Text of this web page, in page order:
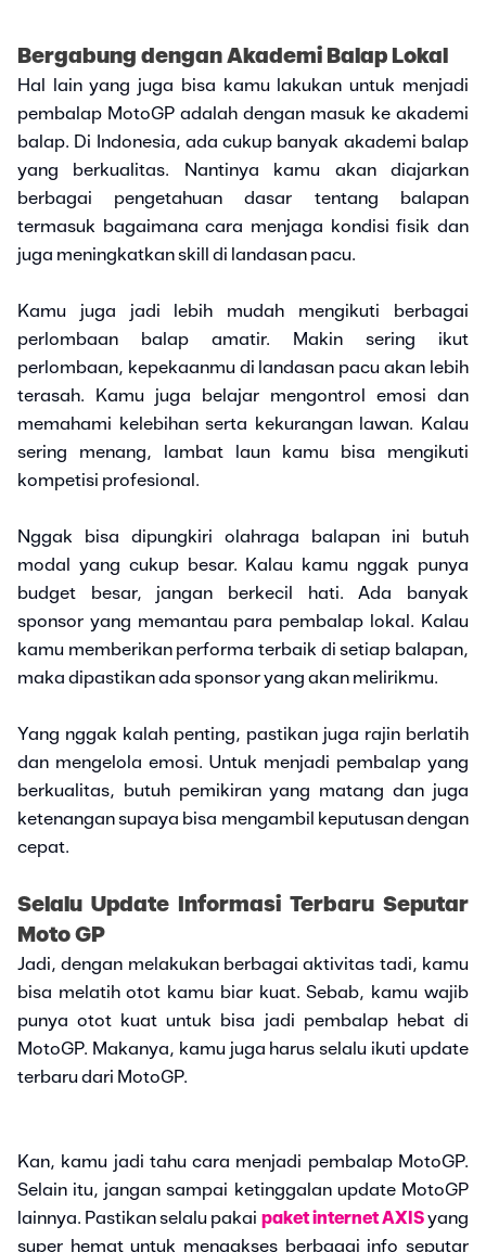
Bergabung dengan Akademi Balap Lokal
Hal lain yang juga bisa kamu lakukan untuk menjadi
pembalap MotoGP adalah dengan masuk ke akademi
balap. Di Indonesia, ada cukup banyak akademi balap
yang berkualitas. Nantinya kamu akan diajarkan
berbagai pengetahuan dasar tentang balapan
termasuk bagaimana cara menjaga kondisi fisik dan
juga meningkatkan skill di landasan pacu.
Kamu juga jadi lebih mudah mengikuti berbagai
perlombaan balap amatir. Makin sering ikut
perlombaan, kepekaanmu di landasan pacu akan lebih
terasah. Kamu juga belajar mengontrol emosi dan
memahami kelebihan serta kekurangan lawan. Kalau
sering menang, lambat laun kamu bisa mengikuti
kompetisi profesional.
Nggak bisa dipungkiri olahraga balapan ini butuh
modal yang cukup besar. Kalau kamu nggak punya
budget besar, jangan berkecil hati. Ada banyak
sponsor yang memantau para pembalap lokal. Kalau
kamu memberikan performa terbaik di setiap balapan,
maka dipastikan ada sponsor yang akan melirikmu.
Yang nggak kalah penting, pastikan juga rajin berlatih
dan mengelola emosi. Untuk menjadi pembalap yang
berkualitas, butuh pemikiran yang matang dan juga
ketenangan supaya bisa mengambil keputusan dengan
cepat.
Selalu Update Informasi Terbaru Seputar
Moto GP
Jadi, dengan melakukan berbagai aktivitas tadi, kamu
bisa melatih otot kamu biar kuat. Sebab, kamu wajib
punya otot kuat untuk bisa jadi pembalap hebat di
MotoGP. Makanya, kamu juga harus selalu ikuti update
terbaru dari MotoGP.
Kan, kamu jadi tahu cara menjadi pembalap MotoGP.
Selain itu, jangan sampai ketinggalan update MotoGP
lainnya. Pastikan selalu pakai paket internet AXIS yang
super hemat untuk mengakses berbagai info seputar